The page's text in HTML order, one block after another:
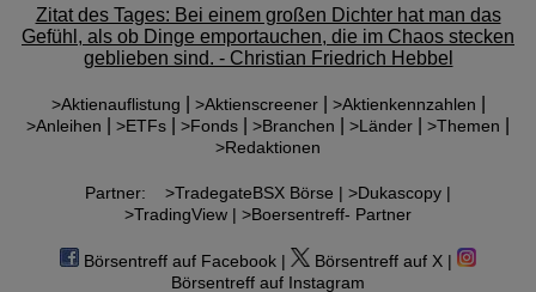
Zitat des Tages: Bei einem großen Dichter hat man das
Gefühl, als ob Dinge emportauchen, die im Chaos stecken
geblieben sind. - Christian Friedrich Hebbel
>Aktienauflistung >Aktienscreener| >Aktienkennzahlen
>Anleihen >ETFs >Fonds >Branchen >Länder >Themen
>Redaktionen
Partner: >TradegateBSX Börse | >Dukascopy |
>TradingView | >Boersentreff- Partner
Börsentreff auf Facebook |
Börsentreff auf X |
Börsentreff auf Instagram